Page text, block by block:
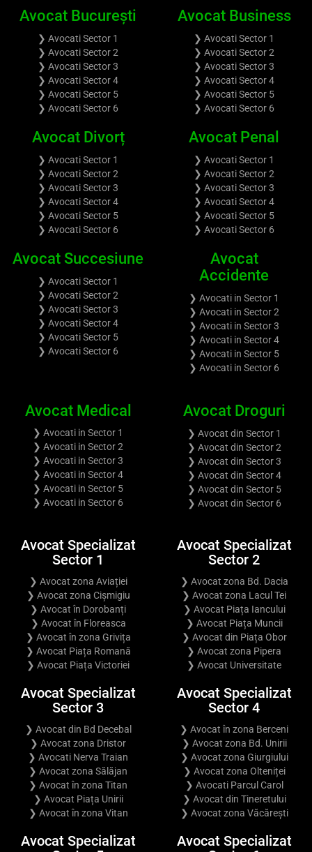
Avocat București
❯ Avocati Sector 1
❯ Avocati Sector 2
❯ Avocati Sector 3
❯ Avocati Sector 4
❯ Avocati Sector 5
❯ Avocati Sector 6
Avocat Business
❯ Avocati Sector 1
❯ Avocati Sector 2
❯ Avocati Sector 3
❯ Avocati Sector 4
❯ Avocati Sector 5
❯ Avocati Sector 6
Avocat Divorț
❯ Avocati Sector 1
❯ Avocati Sector 2
❯ Avocati Sector 3
❯ Avocati Sector 4
❯ Avocati Sector 5
❯ Avocati Sector 6
Avocat Penal
❯ Avocati Sector 1
❯ Avocati Sector 2
❯ Avocati Sector 3
❯ Avocati Sector 4
❯ Avocati Sector 5
❯ Avocati Sector 6
Avocat Succesiune
❯ Avocati Sector 1
❯ Avocati Sector 2
❯ Avocati Sector 3
❯ Avocati Sector 4
❯ Avocati Sector 5
❯ Avocati Sector 6
Avocat
Accidente
❯ Avocati in Sector 1
❯ Avocati in Sector 2
❯ Avocati in Sector 3
❯ Avocati in Sector 4
❯ Avocati in Sector 5
❯ Avocati in Sector 6
Avocat Medical
❯ Avocati in Sector 1
❯ Avocati in Sector 2
❯ Avocati in Sector 3
❯ Avocati in Sector 4
❯ Avocati in Sector 5
❯ Avocati in Sector 6
Avocat Droguri
❯ Avocat din Sector 1
❯ Avocat din Sector 2
❯ Avocat din Sector 3
❯ Avocat din Sector 4
❯ Avocat din Sector 5
❯ Avocat din Sector 6
Avocat Specializat
Sector 1
❯ Avocat zona Aviației
❯ Avocat zona Cișmigiu
❯ Avocat în Dorobanți
❯ Avocat în Floreasca
❯ Avocat în zona Grivița
❯ Avocat Piața Romană
❯ Avocat Piața Victoriei
Avocat Specializat
Sector 2
❯ Avocat zona Bd. Dacia
❯ Avocat zona Lacul Tei
❯ Avocat Piața Iancului
❯ Avocat Piața Muncii
❯ Avocat din Piața Obor
❯ Avocat zona Pipera
❯ Avocat Universitate
Avocat Specializat
Sector 3
❯ Avocat din Bd Decebal
❯ Avocat zona Dristor
❯ Avocati Nerva Traian
❯ Avocat zona Sălăjan
❯ Avocat în zona Titan
❯ Avocat Piața Unirii
❯ Avocat în zona Vitan
Avocat Specializat
Sector 4
❯ Avocat în zona Berceni
❯ Avocat zona Bd. Unirii
❯ Avocat zona Giurgiului
❯ Avocat zona Olteniței
❯ Avocati Parcul Carol
❯ Avocat din Tineretului
❯ Avocat zona Văcărești
Avocat Specializat
Avocat Specializat